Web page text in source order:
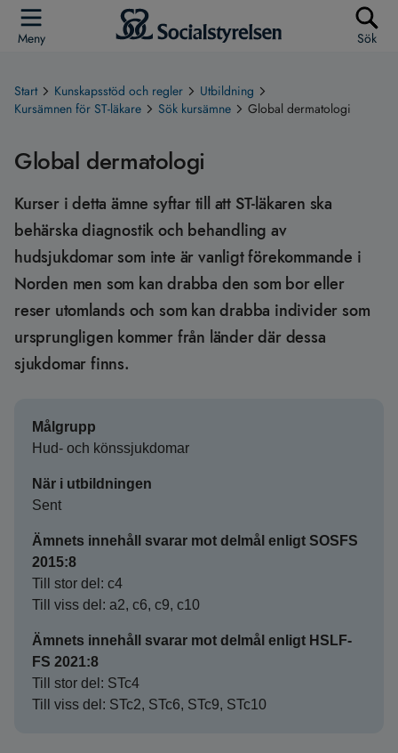
Meny Sök
Start Kunskapsstöd och regler
Utbildning
Kursämnen för ST-läkare
Sök kursämne Global dermatologi
Global dermatologi
Kurser i detta ämne syftar till att ST-läkaren ska
behärska diagnostik och behandling av
hudsjukdomar som inte är vanligt förekommande i
Norden men som kan drabba den som bor eller
reser utomlands och som kan drabba individer som
ursprungligen kommer från länder där dessa
sjukdomar finns.
Målgrupp
Hud- och könssjukdomar
När i utbildningen
Sent
Ämnets innehåll svarar mot delmål enligt SOSFS
2015:8
Till stor del: c4
Till viss del: a2, c6, c9, c10
Ämnets innehåll svarar mot delmål enligt HSLF-
FS 2021:8
Till stor del: STc4
Till viss del: STc2, STc6, STc9, STc10